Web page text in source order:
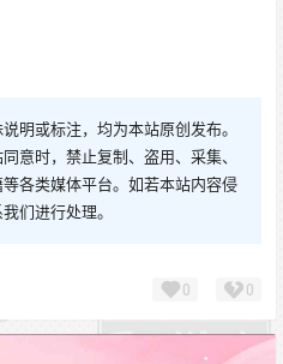
明或标注，均为本站原创发布。
意时，禁止复制、盗用、采集、
各类媒体平台。如若本站内容侵
们进行处理。
0 0